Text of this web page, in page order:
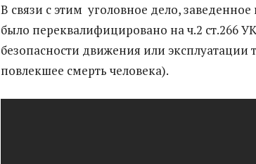
В связи с этим уголовное дело,
было переквалифицировано на ч.2 ст.266
безопасности движения или эксплуатации
повлекшее смерть человека).